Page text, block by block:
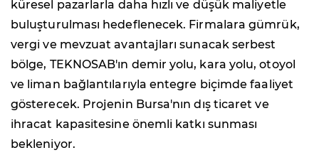
küresel pazarlarla daha hızlı ve düşük maliyetle
buluşturulması hedeflenecek. Firmalara gümrük,
vergi ve mevzuat avantajları sunacak serbest
bölge, TEKNOSAB'ın demir yolu, kara yolu, otoyol
ve liman bağlantılarıyla entegre biçimde faaliyet
gösterecek. Projenin Bursa'nın dış ticaret ve
ihracat kapasitesine önemli katkı sunması
bekleniyor.